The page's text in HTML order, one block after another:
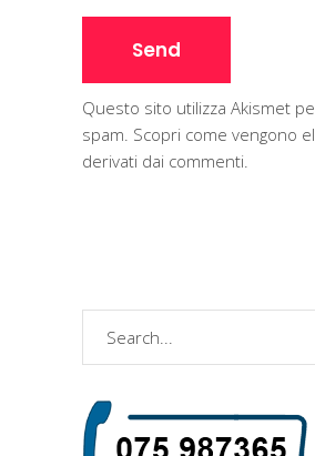
Questo sito utilizza Akismet
spam. Scopri come vengono
derivati dai commenti.